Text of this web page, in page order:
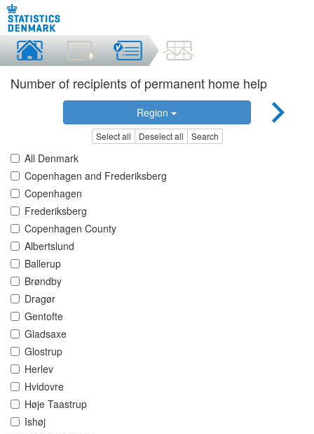
Number of recipients of permanent home help
Region
Select all Deselect all Search
All Denmark
Copenhagen and Frederiksberg
Copenhagen
Frederiksberg
Copenhagen County
Albertslund
Ballerup
Brøndby
Dragør
Gentofte
Gladsaxe
Glostrup
Herlev
Hvidovre
Høje Taastrup
Ishøj